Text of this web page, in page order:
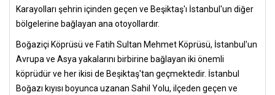
Karayolları şehrin içinden geçen ve Beşiktaş'ı İstanbul'un diğer
bölgelerine bağlayan ana otoyollardır.
Boğaziçi Köprüsü ve Fatih Sultan Mehmet Köprüsü, İstanbul'un
Avrupa ve Asya yakalarını birbirine bağlayan iki önemli
köprüdür ve her ikisi de Beşiktaş'tan geçmektedir. İstanbul
Boğazı kıyısı boyunca uzanan Sahil Yolu, ilçeden geçen ve